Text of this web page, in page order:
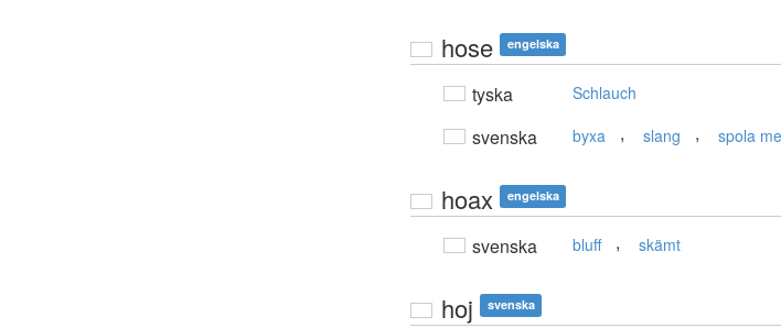
hose engelska
tyska Schlauch
svenska byxa , slang , spola
hoax engelska
svenska bluff , skämt
hoj svenska